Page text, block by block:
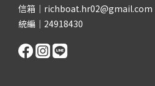
信箱｜richboat.hr02@gmail.com
統編｜24918430